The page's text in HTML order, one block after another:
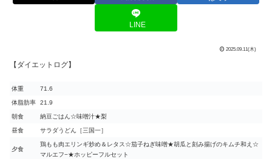
LINE
2025.09.11(木)
【ダイエットログ】
体重 71.6
体脂肪率 21.9
朝食 納豆ごはん☆味噌汁★梨
昼食 サラダうどん［三国一］
夕食
鶏もも肉エリンギ炒め＆レタス☆茄子ねぎ味噌★胡瓜と刻み揚げのキムチ和え☆
マルエフ−★ホッピーフルセット